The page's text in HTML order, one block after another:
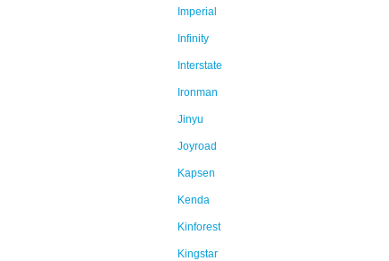
Imperial
Infinity
Interstate
Ironman
Jinyu
Joyroad
Kapsen
Kenda
Kinforest
Kingstar